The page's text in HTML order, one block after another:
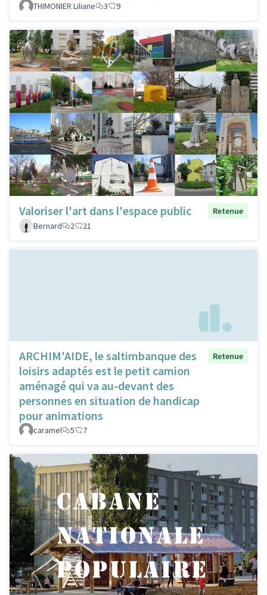
THIMONIER Liliane 3 9
Valoriser l'art dans l'espace public
Retenue
Bernard
2 21
ARCHIM'AIDE, le saltimbanque des
loisirs adaptés est le petit camion
aménagé qui va au-devant des
personnes en situation de handicap
pour animations
Retenue
caramel 5 7